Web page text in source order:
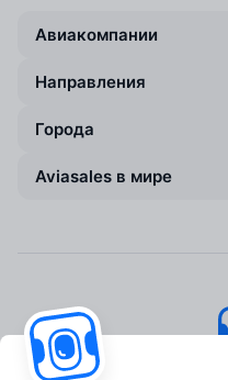
Авиакомпании
Направления
Города
Aviasales в мире